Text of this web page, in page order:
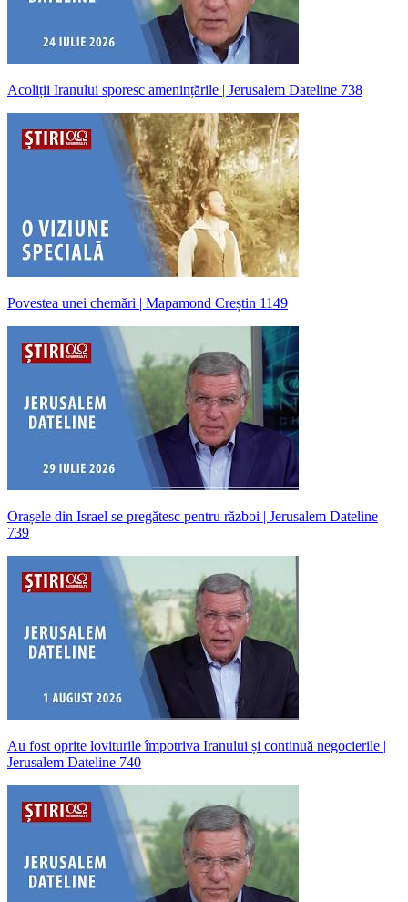
Acoliții Iranului sporesc amenințările | Jerusalem Dateline 738
Povestea unei chemări | Mapamond Creștin 1149
Orașele din Israel se pregătesc pentru război | Jerusalem Dateline
739
Au fost oprite loviturile împotriva Iranului și continuă negocierile |
Jerusalem Dateline 740